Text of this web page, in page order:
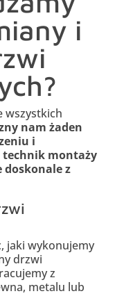
i
wszystkich
nam żaden
i
montaży
doskonale z
jaki wykonujemy
drzwi
z
metalu lub